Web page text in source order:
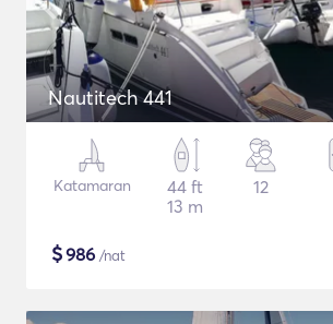
Nautitech 441
Katamaran
44 ft
13 m
12
$986 /nat